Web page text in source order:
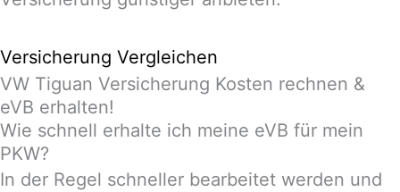
Versicherung Vergleichen
VW Tiguan Versicherung Kosten rechnen &
eVB erhalten!
Wie schnell erhalte ich meine eVB für mein
PKW?
In der Regel schneller bearbeitet werden und